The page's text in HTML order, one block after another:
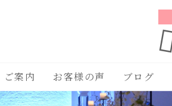
ご案内 お客様の声 ブログ